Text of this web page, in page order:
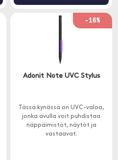
-16%
Adonit Note UVC Stylus
Tässä kynässä on UVC-valoa,
jonka avulla voit puhdistaa
näppäimistöt, näytöt ja
vastaavat.